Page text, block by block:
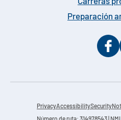
Preparación
PrivacyAccessibilitySecurity